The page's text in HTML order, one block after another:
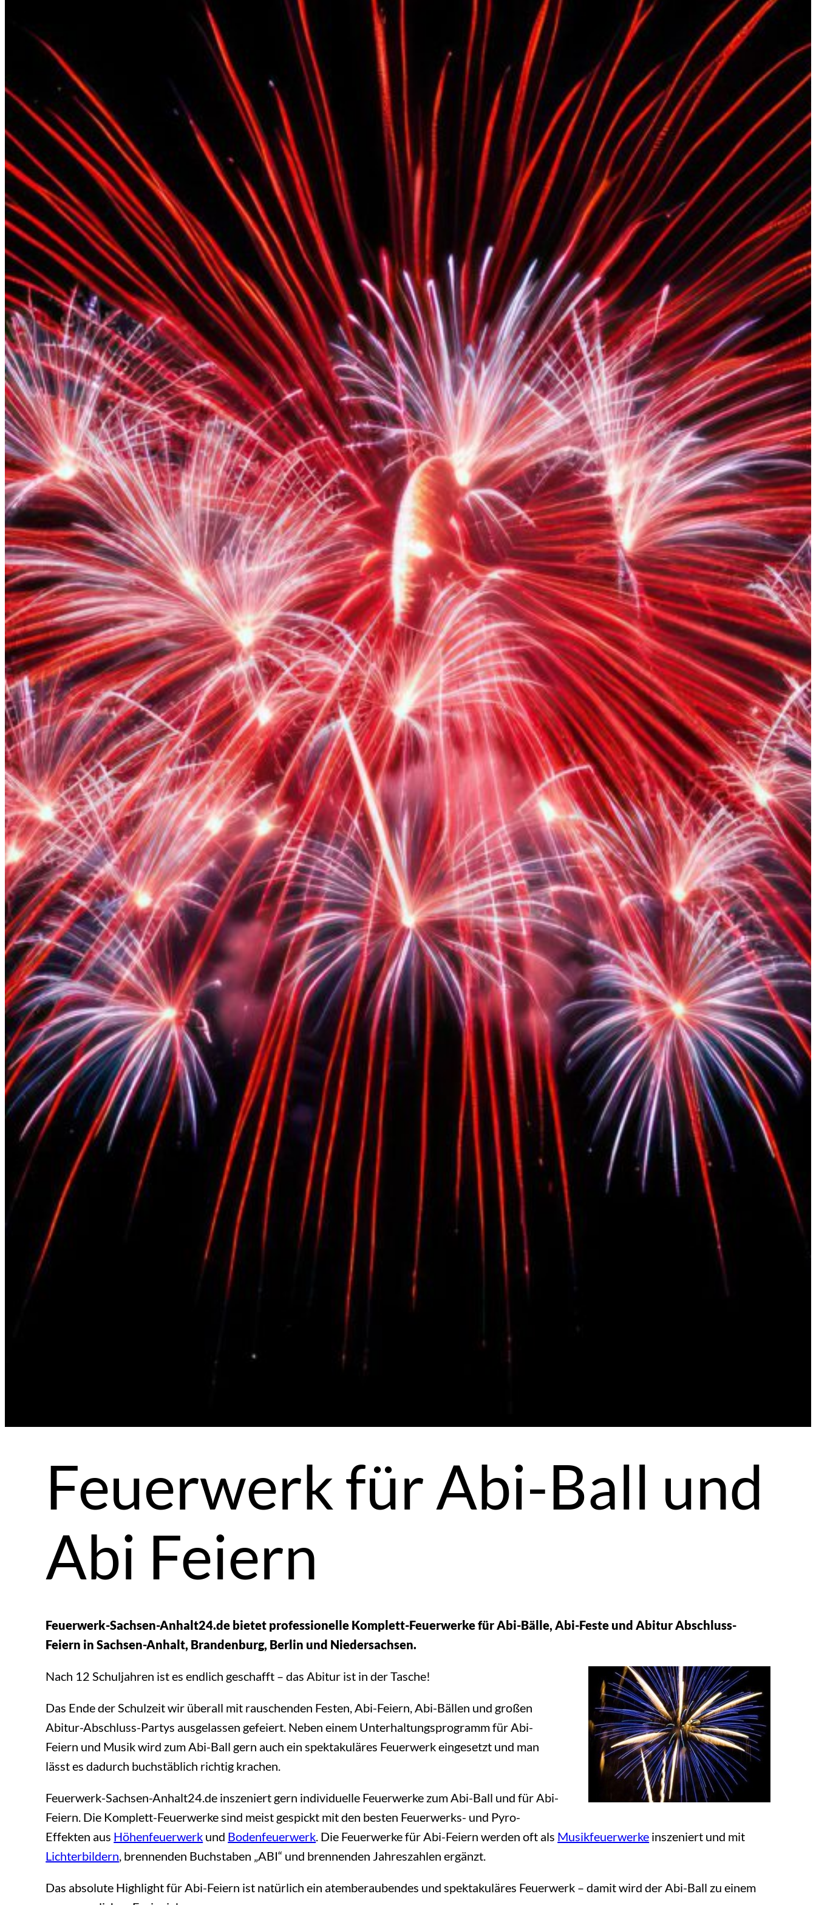
Feuerwerk für Abi-Ball und
Abi Feiern
Feuerwerk-Sachsen-Anhalt24.de bietet professionelle Komplett-Feuerwerke für Abi-Bälle, Abi-Feste und Abitur Abschluss-
Feiern in Sachsen-Anhalt, Brandenburg, Berlin und Niedersachsen.
Nach 12 Schuljahren ist es endlich geschafft – das Abitur ist in der Tasche!
Das Ende der Schulzeit wir überall mit rauschenden Festen, Abi-Feiern, Abi-Bällen und großen
Abitur-Abschluss-Partys ausgelassen gefeiert. Neben einem Unterhaltungsprogramm für Abi-
Feiern und Musik wird zum Abi-Ball gern auch ein spektakuläres Feuerwerk eingesetzt und man
lässt es dadurch buchstäblich richtig krachen.
Feuerwerk-Sachsen-Anhalt24.de inszeniert gern individuelle Feuerwerke zum Abi-Ball und für Abi-
Feiern. Die Komplett-Feuerwerke sind meist gespickt mit den besten Feuerwerks- und Pyro-
Effekten aus Höhenfeuerwerk und Bodenfeuerwerk. Die Feuerwerke für Abi-Feiern werden oft als Musikfeuerwerke inszeniert und mit
Lichterbildern, brennenden Buchstaben „ABI“ und brennenden Jahreszahlen ergänzt.
Das absolute Highlight für Abi-Feiern ist natürlich ein atemberaubendes und spektakuläres Feuerwerk – damit wird der Abi-Ball zu einem